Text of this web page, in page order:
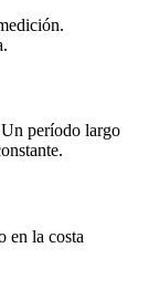
Un período largo
en la costa